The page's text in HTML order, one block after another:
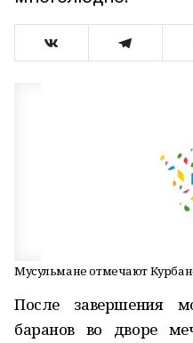
Мусульмане отмечают
После завершения
баранов во дворе